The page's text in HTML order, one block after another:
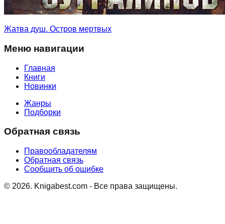
Жатва душ. Остров мертвых
Меню навигации
Главная
Книги
Новинки
Жанры
Подборки
Обратная связь
Правообладателям
Обратная связь
Сообщить об ошибке
© 2026. Knigabest.com - Все права защищены.